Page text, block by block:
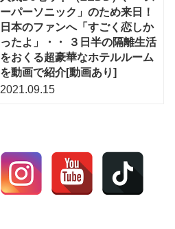
ーパーソニック」のため来日！
日本のファンへ「すごく恋しか
ったよ」・・ ３日半の隔離生活
をおくる超豪華なホテルルーム
を動画で紹介[動画あり]
2021.09.15